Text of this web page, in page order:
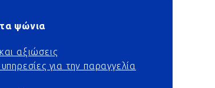
ψώνια
αξιώσεις
για την παραγγελία